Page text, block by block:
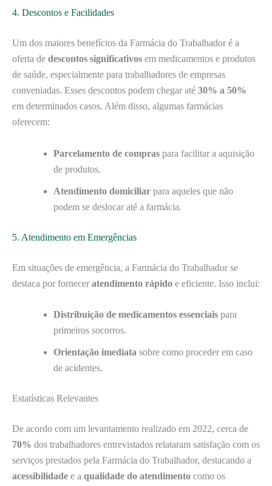
4. Descontos e Facilidades
Um dos maiores benefícios da Farmácia do Trabalhador é a
oferta de descontos significativos em medicamentos e produtos
de saúde, especialmente para trabalhadores de empresas
conveniadas. Esses descontos podem chegar até 30% a 50%
em determinados casos. Além disso, algumas farmácias
oferecem:
Parcelamento de compras para facilitar a aquisição
de produtos.
Atendimento domiciliar para aqueles que não
podem se deslocar até a farmácia.
5. Atendimento em Emergências
Em situações de emergência, a Farmácia do Trabalhador se
destaca por fornecer atendimento rápido e eficiente. Isso inclui:
Distribuição de medicamentos essenciais para
primeiros socorros.
Orientação imediata sobre como proceder em caso
de acidentes.
Estatísticas Relevantes
De acordo com um levantamento realizado em 2022, cerca de
70% dos trabalhadores entrevistados relataram satisfação com os
serviços prestados pela Farmácia do Trabalhador, destacando a
acessibilidade e a qualidade do atendimento como os